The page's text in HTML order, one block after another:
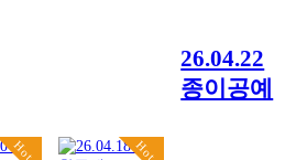
26.04.22
종이공예
Hot Hot